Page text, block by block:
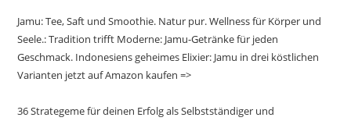
Jamu: Tee, Saft und Smoothie. Natur pur. Wellness für Körper und
Seele.: Tradition trifft Moderne: Jamu-Getränke für jeden
Geschmack. Indonesiens geheimes Elixier: Jamu in drei köstlichen
Varianten jetzt auf Amazon kaufen =>
36 Strategeme für deinen Erfolg als Selbstständiger und